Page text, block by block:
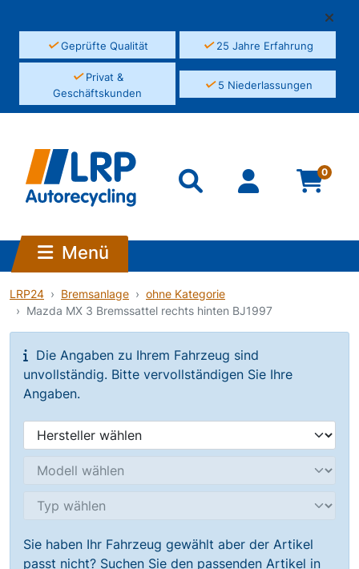
✓Geprüfte Qualität ✓25 Jahre Erfahrung
✓Privat &
Geschäftskunden
✓5 Niederlassungen
0
Menü
LRP24 Bremsanlage
ohne Kategorie
Mazda MX 3 Bremssattel rechts hinten BJ1997
Die Angaben zu Ihrem Fahrzeug sind
unvollständig. Bitte vervollständigen Sie Ihre
Angaben.
Sie haben Ihr Fahrzeug gewählt aber der Artikel
passt nicht? Suchen Sie den passenden Artikel in